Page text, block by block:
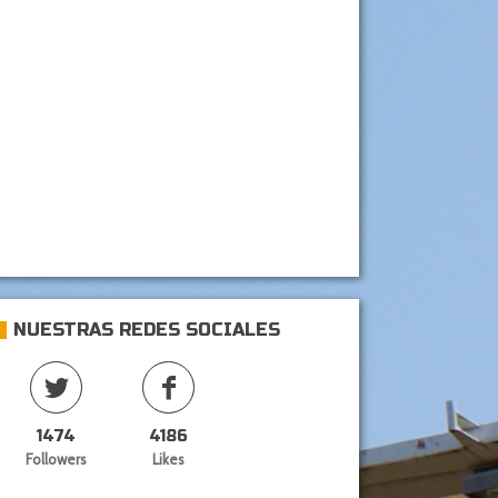
NUESTRAS REDES SOCIALES
1474
Followers
4186
Likes